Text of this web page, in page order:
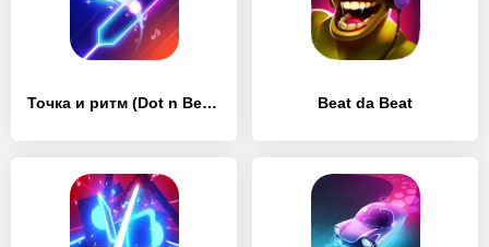
Точка и ритм (Dot n Beat) Beat da Beat